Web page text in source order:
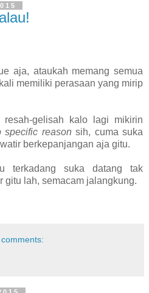
aja, ataukah memang semua
memiliki perasaan yang mirip
gelisah kalo lagi mikirin
specific reason sih, cuma suka
berkepanjangan aja gitu.
terkadang suka datang tak
gitu lah, semacam jalangkung.